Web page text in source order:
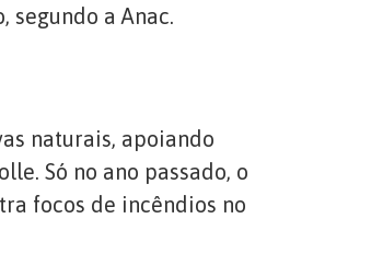
a Anac.
naturais, apoiando
Só no ano passado, o
focos de incêndios no